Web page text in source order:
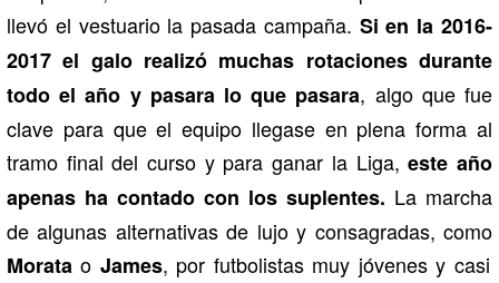
llevó el vestuario la pasada campaña. Si en la 2016-
2017 el galo realizó muchas rotaciones durante
todo el año y pasara lo que pasara, algo que fue
clave para que el equipo llegase en plena forma al
tramo final del curso y para ganar la Liga,este año
apenas ha contado con los suplentes. La marcha
de algunas alternativas de lujo y consagradas, como
Morata o James, por futbolistas muy jóvenes y casi